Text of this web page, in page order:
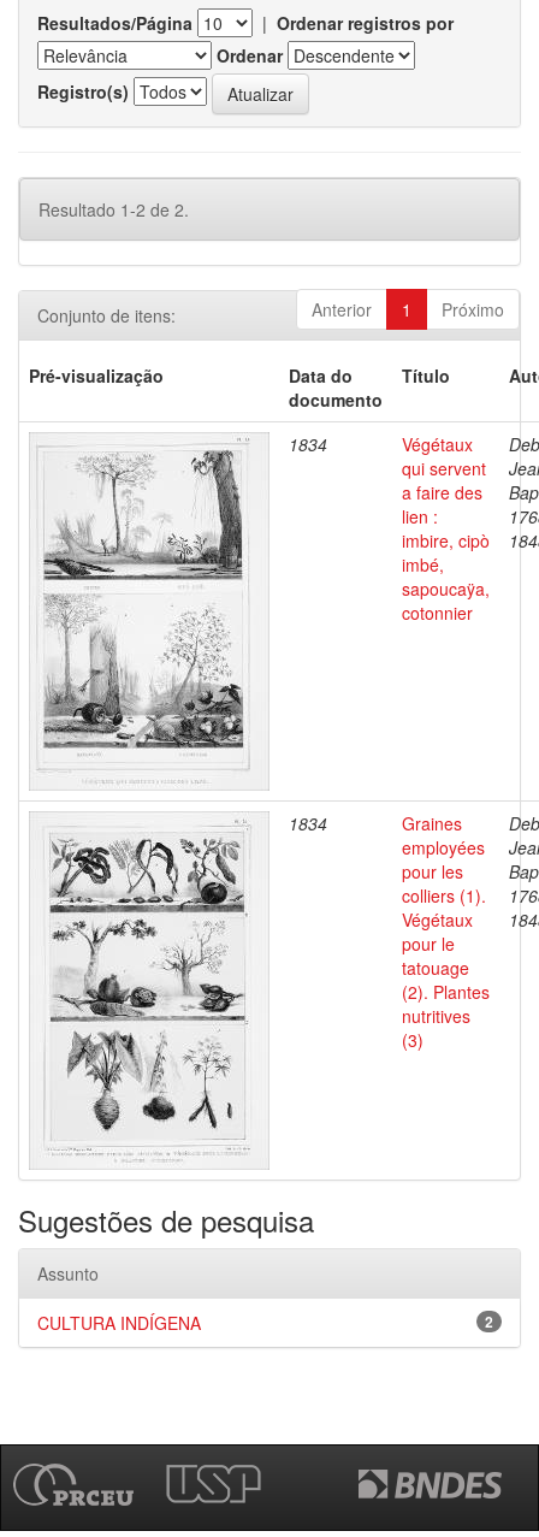
Resultados/Página | Ordenar registros por
Ordenar
Registro(s)
Resultado 1-2 de 2.
Anterior 1 Próximo
Conjunto de itens:
Pré-visualização
Data do
documento
Título
1834
Végétaux
qui servent
a faire des
lien :
imbire, cipò
imbé,
sapoucaÿa,
cotonnier
1834
Graines
employées
pour les
colliers (1).
Végétaux
pour le
tatouage
(2). Plantes
nutritives
(3)
Sugestões de pesquisa
Assunto
2
CULTURA INDÍGENA